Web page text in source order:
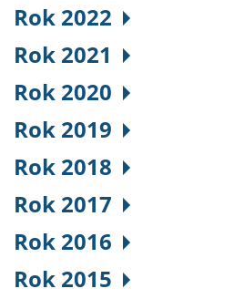
Rok 2022
Rok 2021
Rok 2020
Rok 2019
Rok 2018
Rok 2017
Rok 2016
Rok 2015